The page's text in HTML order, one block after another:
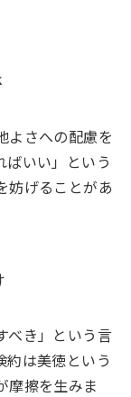
よさへの配慮を
いい」という
妨げることがあ
べき」という言
は美徳という
摩擦を生みま